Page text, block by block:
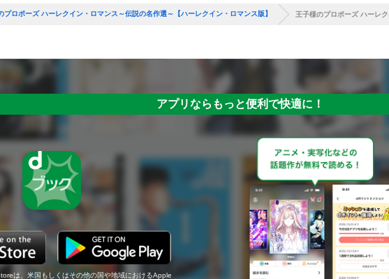
プロポーズ ハーレクイン・ロマンス～伝説の名作選～【ハーレクイン・ロマンス版】 王子様のプロポーズ ハーレ
アプリならもっと便利で快適に！
は、米国もしくはその他の国や地域におけるApple